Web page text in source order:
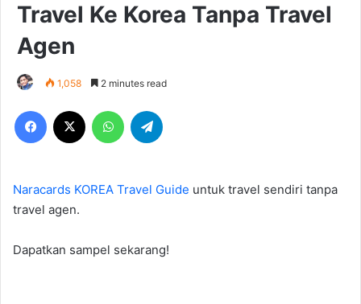
Travel Ke Korea Tanpa Travel
Agen
1,058 2 minutes read
Facebook WhatsApp
Naracards KOREA Travel Guide untuk travel sendiri tanpa
travel agen.
Dapatkan sampel sekarang!